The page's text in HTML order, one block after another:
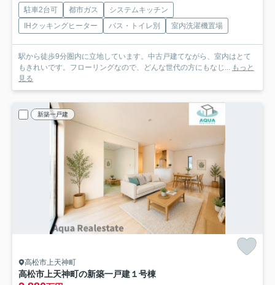
駐車2台可 都市ガス
システムキッチン
IHクッキングヒーター
バス・トイレ別 室内洗濯機置場
駅から徒歩9分圏内に立地しています。中古戸建てながら、室内はとて
もきれいです。フローリングなので、どんな世代の方にもなじ... もっと
見る
新築一戸建
高松市上天神町
高松市上天神町の新築一戸建１号棟